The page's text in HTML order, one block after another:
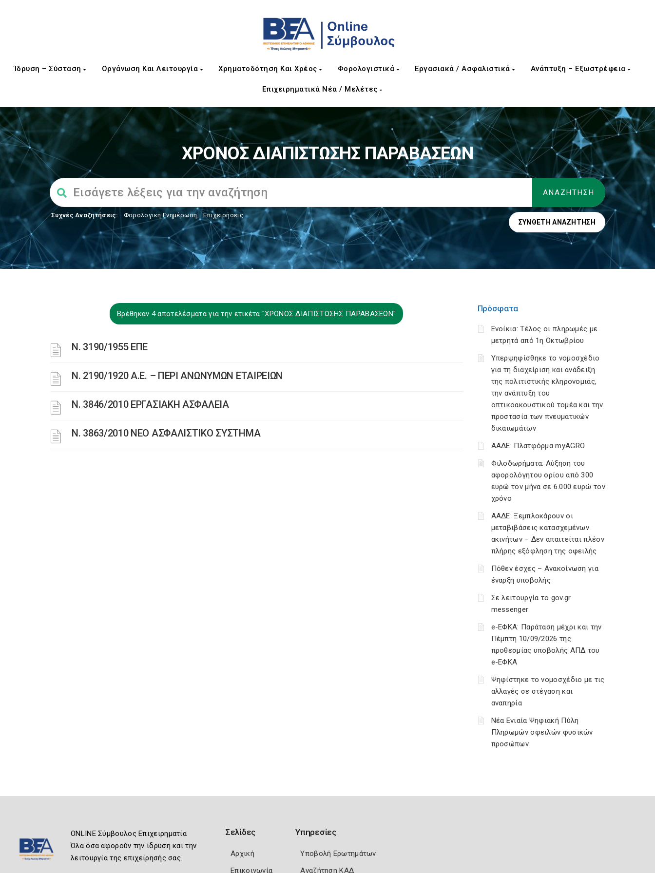
Ίδρυση – Σύσταση Οργάνωση Και Λειτουργία Χρηματοδότηση Και Χρέος Φορολογιστικά Εργασιακά / Ασφαλιστικά Ανάπτυξη – Εξωστρέφεια
Επιχειρηματικά Νέα / Μελέτες
ΧΡΟΝΟΣ ΔΙΑΠΙΣΤΩΣΗΣ ΠΑΡΑΒΑΣΕΩΝ
Συχνές Αναζητήσεις: Φορολογικη Ενημέρωση, Επιχειρήσεις
ΣΎΝΘΕΤΗ ΑΝΑΖΉΤΗΣΗ
Βρέθηκαν 4 αποτελέσματα για την ετικέτα "ΧΡΟΝΟΣ ΔΙΑΠΙΣΤΩΣΗΣ ΠΑΡΑΒΑΣΕΩΝ"
Ν. 3190/1955 ΕΠΕ
Ν. 2190/1920 Α.Ε. – ΠΕΡΙ ΑΝΩΝΥΜΩΝ ΕΤΑΙΡΕΙΩΝ
Ν. 3846/2010 ΕΡΓΑΣΙΑΚΗ ΑΣΦΑΛΕΙΑ
N. 3863/2010 ΝΕΟ ΑΣΦΑΛΙΣΤΙΚΟ ΣΥΣΤΗΜΑ
Πρόσφατα
Ενοίκια: Τέλος οι πληρωμές με
μετρητά από 1η Οκτωβρίου
Υπερψηφίσθηκε το νομοσχέδιο
για τη διαχείριση και ανάδειξη
της πολιτιστικής κληρονομιάς,
την ανάπτυξη του
οπτικοακουστικού τομέα και την
προστασία των πνευματικών
δικαιωμάτων
ΑΑΔΕ: Πλατφόρμα myAGRO
Φιλοδωρήματα: Αύξηση του
αφορολόγητου ορίου από 300
ευρώ τον μήνα σε 6.000 ευρώ τον
χρόνο
ΑΑΔΕ: Ξεμπλοκάρουν οι
μεταβιβάσεις κατασχεμένων
ακινήτων – Δεν απαιτείται πλέον
πλήρης εξόφληση της οφειλής
Πόθεν έσχες – Ανακοίνωση για
έναρξη υποβολής
Σε λειτουργία το gov.gr
messenger
e-ΕΦΚΑ: Παράταση μέχρι και την
Πέμπτη 10/09/2026 της
προθεσμίας υποβολής ΑΠΔ του
e-ΕΦΚΑ
Ψηφίστηκε το νομοσχέδιο με τις
αλλαγές σε στέγαση και
αναπηρία
Νέα Ενιαία Ψηφιακή Πύλη
Πληρωμών οφειλών φυσικών
προσώπων
ONLINE Σύμβουλος Επιχειρηματία
Όλα όσα αφορούν την ίδρυση και την
λειτουργία της επιχείρησής σας.
Σελίδες
Αρχική
Επικοινωνία
Υπηρεσίες
Υποβολή Ερωτημάτων
Αναζήτηση ΚΑΔ